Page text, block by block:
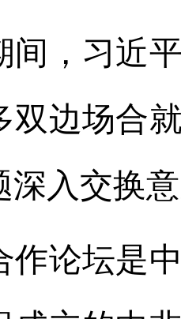
习近平
双边场合
深入交换
坛是中